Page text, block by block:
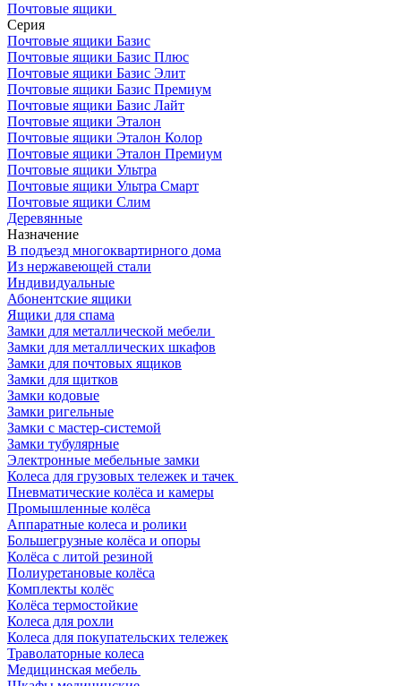
Почтовые ящики
Серия
Почтовые ящики Базис
Почтовые ящики Базис Плюс
Почтовые ящики Базис Элит
Почтовые ящики Базис Премиум
Почтовые ящики Базис Лайт
Почтовые ящики Эталон
Почтовые ящики Эталон Колор
Почтовые ящики Эталон Премиум
Почтовые ящики Ультра
Почтовые ящики Ультра Смарт
Почтовые ящики Слим
Деревянные
Назначение
В подъезд многоквартирного дома
Из нержавеющей стали
Индивидуальные
Абонентские ящики
Ящики для спама
Замки для металлической мебели
Замки для металлических шкафов
Замки для почтовых ящиков
Замки для щитков
Замки кодовые
Замки ригельные
Замки с мастер-системой
Замки тубулярные
Электронные мебельные замки
Колеса для грузовых тележек и тачек
Пневматические колёса и камеры
Промышленные колёса
Аппаратные колеса и ролики
Большегрузные колёса и опоры
Колёса с литой резиной
Полиуретановые колёса
Комплекты колёс
Колёса термостойкие
Колеса для рохли
Колеса для покупательских тележек
Траволаторные колеса
Медицинская мебель